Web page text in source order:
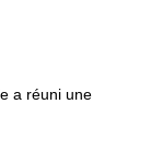
a réuni une